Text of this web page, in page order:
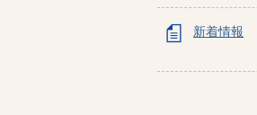
新着情報